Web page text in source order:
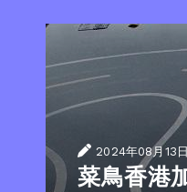
2024年08月13日
菜鳥香港